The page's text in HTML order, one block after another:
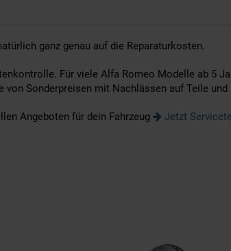
ganz genau auf die Reparaturkosten.
Für viele Alfa Romeo Modelle ab 5
Sonderpreisen mit Nachlässen auf Teile
Angeboten für dein Fahrzeug Jetzt